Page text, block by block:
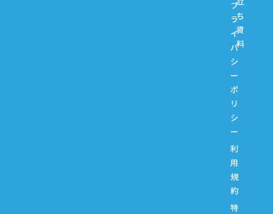
プ
ラ
イ
バ
シ
ー
ポ
リ
シ
ー
利
用
規
約
特
ち
資
料